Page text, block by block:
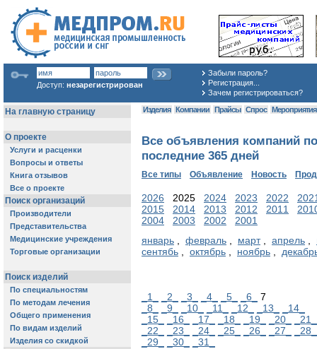
Доступ: незарегистрирован
Забыли пароль?
Регистрация...
Зачем регистрироваться?
Изделия Компании Прайсы Спрос Мероприятия
Все объявления компаний
последние 365 дней
Все типы Объявление Новость
2026 2025 2024 2023 2022
2015
2014 2013 2012 2011
2004
2003 2002
2001
январь , февраль , март, апрель ,
сентябь , октябрь , ноябрь ,
_1_ _2_ _3_ _4_ _5_ _6_
7
_8_
_9_ _10_ _11_ _12_ _13_
_14_
_15_
_16_ _17_ _18_ _19_ _20_
_21_
_22_
_23_ _24_ _25_ _26_ _27_
_28_
_29_
_30_ _31_